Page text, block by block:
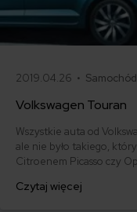
2019.04.26 • Samochód
Volkswagen Touran
Wszystkie auta od
ale nie było takiego,
Citroenem Picasso czy
Nowy, wyrośnięty
Czytaj więcej